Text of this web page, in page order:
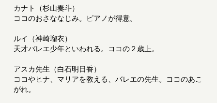
カナト（杉山奏斗）
ココのおさななじみ。ピアノが得意。
ルイ（神崎瑠衣）
天才バレエ少年といわれる。ココの２歳上。
アスカ先生（白石明日香）
ココやヒナ、マリアを教える、バレエの先生。ココのあこ
がれ。